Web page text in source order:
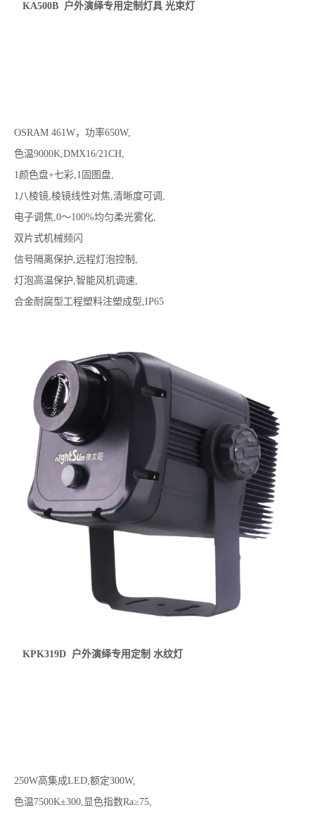
KA500B 户外演绎专用定制灯具 光束灯
OSRAM 461W，功率650W,
色温9000K,DMX16/21CH,
1颜色盘+七彩,1固图盘,
1八棱镜,棱镜线性对焦,清晰度可调,
电子调焦,0～100%均匀柔光雾化,
双片式机械频闪
信号隔离保护,远程灯泡控制,
灯泡高温保护,智能风机调速,
合金耐腐型工程塑料注塑成型,IP65
KPK319D 户外演绎专用定制 水纹灯
250W高集成LED,额定300W,
色温7500K±300,显色指数Ra≥75,